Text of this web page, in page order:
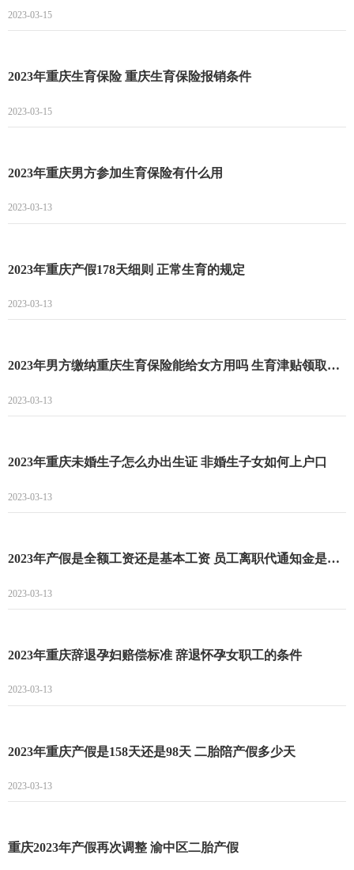
2023-03-15
2023年重庆生育保险 重庆生育保险报销条件
2023-03-15
2023年重庆男方参加生育保险有什么用
2023-03-13
2023年重庆产假178天细则 正常生育的规定
2023-03-13
2023年男方缴纳重庆生育保险能给女方用吗 生育津贴领取的材料
2023-03-13
2023年重庆未婚生子怎么办出生证 非婚生子女如何上户口
2023-03-13
2023年产假是全额工资还是基本工资 员工离职代通知金是基本工资还是平均工资
2023-03-13
2023年重庆辞退孕妇赔偿标准 辞退怀孕女职工的条件
2023-03-13
2023年重庆产假是158天还是98天 二胎陪产假多少天
2023-03-13
重庆2023年产假再次调整 渝中区二胎产假